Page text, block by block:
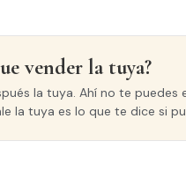
vender la tuya?
la tuya. Ahí no te
la tuya es lo que te dice si